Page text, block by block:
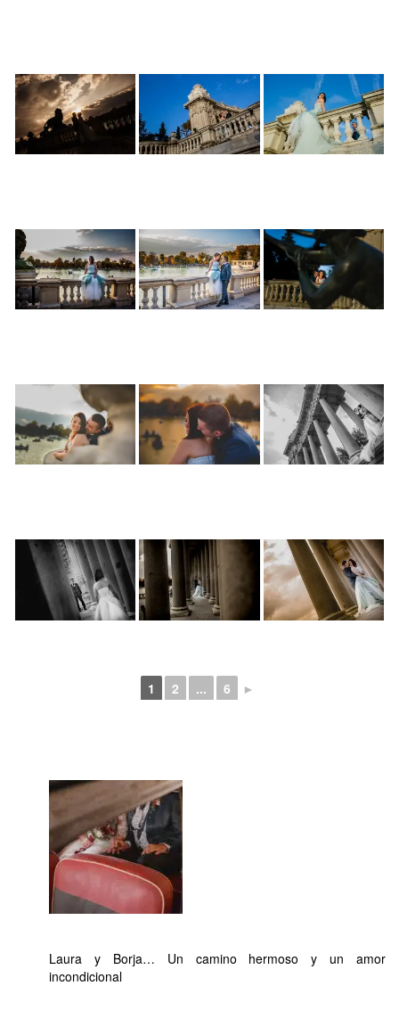
1 2 ... 6 ►
Laura y Borja… Un camino hermoso y un amor
incondicional